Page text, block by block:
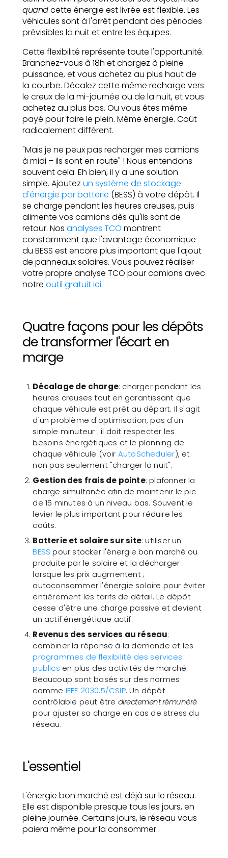
quandcette énergie est livrée est flexible. Les
véhicules sont à l'arrêt pendant des périodes
prévisibles la nuit et entre les équipes.
Cette flexibilité représente toute l'opportunité.
Branchez-vous à 18h et chargez à pleine
puissance, et vous achetez au plus haut de
la courbe. Décalez cette même recharge vers
le creux de la mi-journée ou de la nuit, et vous
achetez au plus bas. Ou vous êtes même
payé pour faire le plein. Même énergie. Coût
radicalement différent.
"Mais je ne peux pas recharger mes camions
à midi – ils sont en route" ! Nous entendons
souvent cela. Eh bien, il y a une solution
simple. Ajoutezun système de stockage
d'énergie par batterie (BESS) à votre dépôt. Il
se charge pendant les heures creuses, puis
alimente vos camions dès qu'ils sont de
retour. Nosanalyses TCO montrent
constamment que l'avantage économique
du BESS est encore plus important que l'ajout
de panneaux solaires. Vous pouvez réaliser
votre propre analyse TCO pour camions avec
notreoutil gratuit ici.
Quatre façons pour les dépôts
de transformer l'écart en
marge
Décalage de charge: charger pendant les
heures creuses tout en garantissant que
chaque véhicule est prêt au départ. Il s'agit
d'un problème d'optimisation, pas d'un
simple minuteur : il doit respecter les
besoins énergétiques et le planning de
chaque véhicule (voir AutoScheduler), et
non pas seulement "charger la nuit".
Gestion des frais de pointe: plafonner la
charge simultanée afin de maintenir le pic
de 15 minutes à un niveau bas. Souvent le
levier le plus important pour réduire les
coûts.
Batterie et solaire sur site: utiliser un
BESSpour stocker l'énergie bon marché ou
produite par le solaire et la décharger
lorsque les prix augmentent ;
autoconsommer l'énergie solaire pour éviter
entièrement les tarifs de détail. Le dépôt
cesse d'être une charge passive et devient
un actif énergétique actif.
Revenus des services au réseau:
combiner la réponse à la demande et les
programmes de flexibilité des services
publics en plus des activités de marché.
Beaucoup sont basés sur des normes
comme IEEE 2030.5/CSIP. Un dépôt
contrôlable peut être directement rémunéré
pour ajuster sa charge en cas de stress du
réseau.
L'essentiel
L'énergie bon marché est déjà sur le réseau.
Elle est disponible presque tous les jours, en
pleine journée. Certains jours, le réseau vous
paiera même pour la consommer.